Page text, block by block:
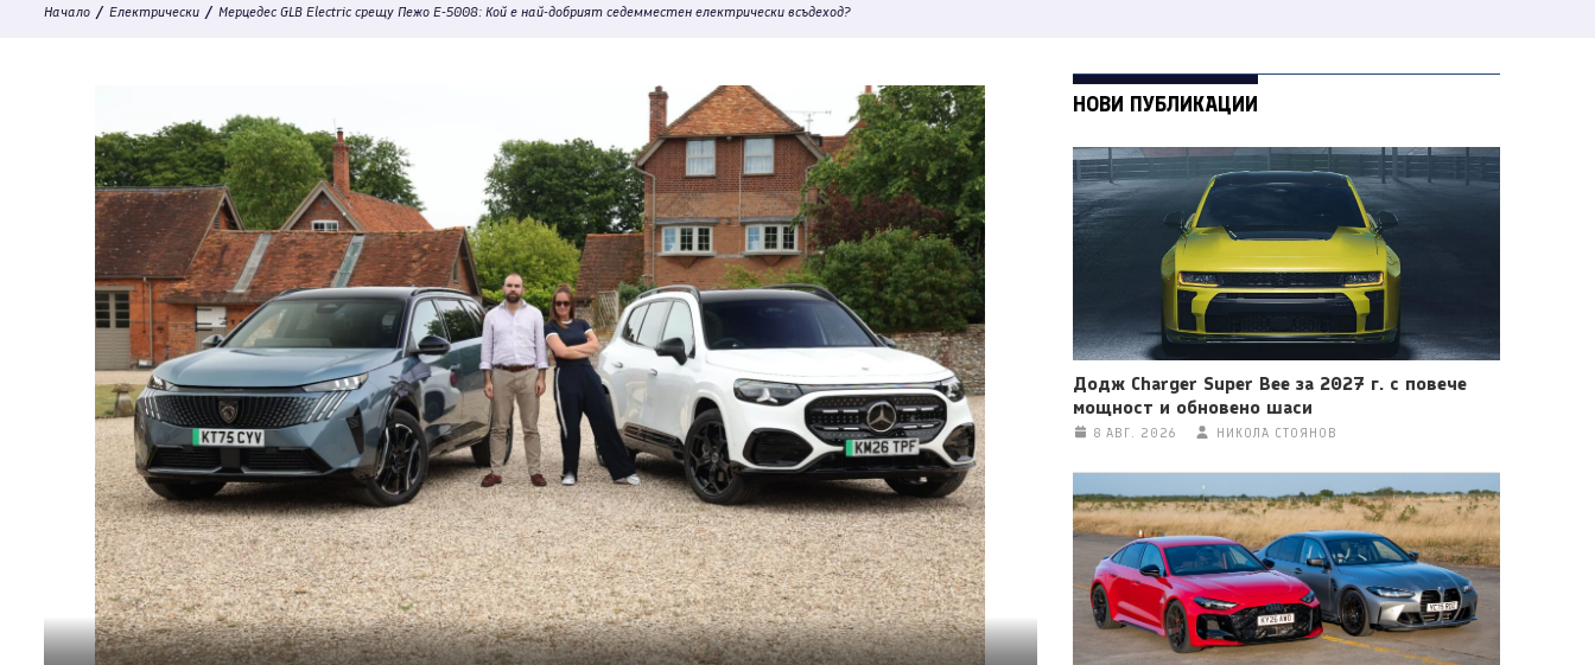
Начало / Електрически / Мерцедес GLB Electric срещу Пежо E-5008: Кой е най-добрият седемместен електрически всъдеход?
НОВИ ПУБЛИКАЦИИ
Додж Charger Super Bee за 2027 г. с повече
мощност и обновено шаси
8 АВГ. 2026 НИКОЛА СТОЯНОВ